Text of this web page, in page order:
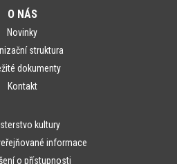
O NÁS
Novinky
struktura
dokumenty
Kontakt
kultury
informace
o přístupnosti